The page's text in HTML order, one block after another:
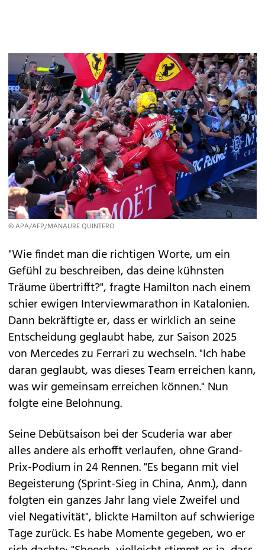
© APA/AFP/MANAURE QUINTERO
"Wie findet man die richtigen Worte, um ein
Gefühl zu beschreiben, das deine kühnsten
Träume übertrifft?", fragte Hamilton nach einem
schier ewigen Interviewmarathon in Katalonien.
Dann bekräftigte er, dass er wirklich an seine
Entscheidung geglaubt habe, zur Saison 2025
von Mercedes zu Ferrari zu wechseln. "Ich habe
daran geglaubt, was dieses Team erreichen kann,
was wir gemeinsam erreichen können." Nun
folgte eine Belohnung.
Seine Debütsaison bei der Scuderia war aber
alles andere als erhofft verlaufen, ohne Grand-
Prix-Podium in 24 Rennen. "Es begann mit viel
Begeisterung (Sprint-Sieg in China, Anm.), dann
folgten ein ganzes Jahr lang viele Zweifel und
viel Negativität", blickte Hamilton auf schwierige
Tage zurück. Es habe Momente gegeben, wo er